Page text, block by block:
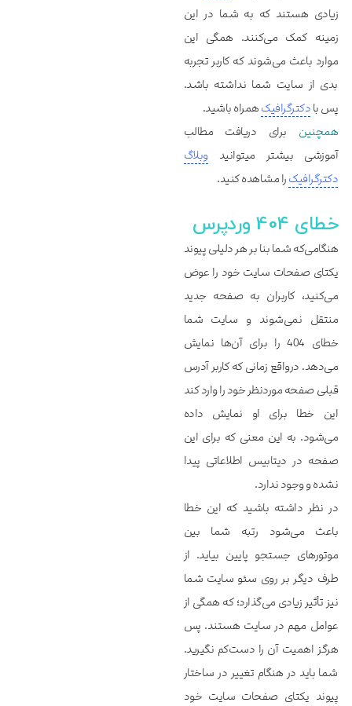
زیادی هستند که به شما در این
زمینه کمک می‌کنند. همگی این
موارد باعث می‌شوند که کاربر تجربه
بدی از سایت شما نداشته باشد.
پس بادکترگرافیکهمراه باشید.
همچنین برای دریافت مطالب
آموزشی بیشتر میتوانیدوبلاگ
دکترگرافیکرا مشاهده کنید.
خطای 404 وردپرس
هنگامی‌که شما بنا بر هر دلیلی پیوند
یکتای صفحات سایت خود را عوض
می‌کنید، کاربران به صفحه جدید
منتقل نمی‌شوند و سایت شما
خطای 404 را برای آن‌ها نمایش
می‌دهد. درواقع زمانی که کاربر آدرس
قبلی صفحه موردنظر خود را وارد کند
این خطا برای او نمایش داده
می‌شود. به این معنی که برای این
صفحه در دیتابیس اطلاعاتی پیدا
نشده و وجود ندارد.
در نظر داشته باشید که این خطا
باعث می‌شود رتبه شما بین
موتورهای جستجو پایین بیاید. از
طرف دیگر بر روی سئو سایت شما
نیز تأثیر زیادی می‌گذارد؛ که همگی از
عوامل مهم در سایت هستند. پس
هرگز اهمیت آن را دست‌کم نگیرید.
شما باید در هنگام تغییر در ساختار
پیوند یکتای صفحات سایت خود